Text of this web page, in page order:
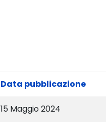
Data pubblicazione
15 Maggio 2024